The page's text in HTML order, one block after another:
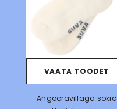
VAATA TOODET
Angooravillaga sokid